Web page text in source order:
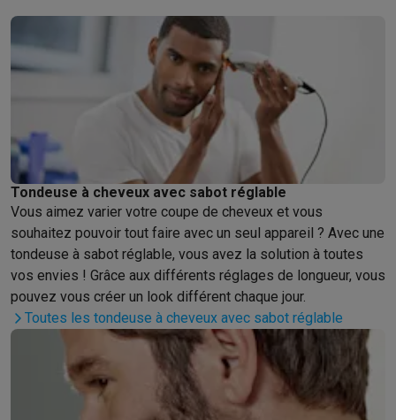
Disques durs externes
LogicielsWindows & Microsoft Office
Accessoires ITChargeurs & câblesHousses & sacs
PlayStation 5Jeux PS5Jeux PS4 Manettes
Nintendo
Jeux Nintendo Switch
Manettes
Xbox
Jeux Xbox Manettes XboxCasques XboxAccessoires
PC gamingPC portables gamerPC gamerÉcrans gaming
Setup gamingCasques gaming Microphones gaming
Consoles de jeu
Maison & objets connectés
Montres connectéesMontres connectéesTrackers d’activité
MobilitéTrottinettes électriquesDashcamsGPSCoyote
Sécurité & protectionCaméras de surveillance Système
Paiement connectéTerminaux de paiement
Accessoires
Ambiance & confort
Éclairage Panneaux solaires plug & play
DivertissementSmart TV Enceintes connectées
Google TV
Réfrigérateurs connectés Lave-vaisselle connectés
Tondeuse à cheveux avec sabot réglable
Vous aimez varier votre coupe de cheveux et vous
souhaitez pouvoir tout faire avec un seul appareil ? Avec une
tondeuse à sabot réglable, vous avez la solution à toutes
vos envies ! Grâce aux différents réglages de longueur, vous
pouvez vous créer un look différent chaque jour.
Toutes les tondeuse à cheveux avec sabot réglable